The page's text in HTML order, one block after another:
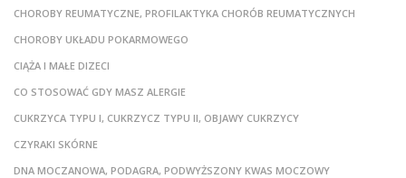
CHOROBY REUMATYCZNE, PROFILAKTYKA CHORÓB REUMATYCZNYCH
CHOROBY UKŁADU POKARMOWEGO
CIĄŻA I MAŁE DIZECI
CO STOSOWAĆ GDY MASZ ALERGIE
CUKRZYCA TYPU I, CUKRZYCZ TYPU II, OBJAWY CUKRZYCY
CZYRAKI SKÓRNE
DNA MOCZANOWA, PODAGRA, PODWYŻSZONY KWAS MOCZOWY